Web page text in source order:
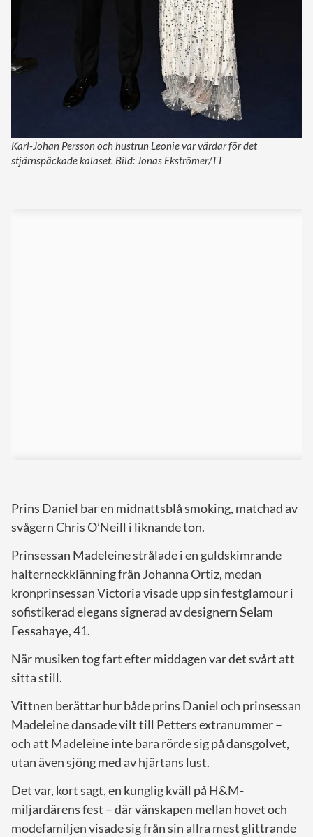
Karl-Johan Persson och hustrun Leonie var värdar för det
stjärnspäckade kalaset. Bild: Jonas Ekströmer/TT
Prins Daniel bar en midnattsblå smoking, matchad av
svågern Chris O’Neill i liknande ton.
Prinsessan Madeleine strålade i en guldskimrande
halterneckklänning från Johanna Ortiz, medan
kronprinsessan Victoria visade upp sin festglamour i
sofistikerad elegans signerad av designernSelam
Fessahaye, 41.
När musiken tog fart efter middagen var det svårt att
sitta still.
Vittnen berättar hur både prins Daniel och prinsessan
Madeleine dansade vilt till Petters extranummer –
och att Madeleine inte bara rörde sig på dansgolvet,
utan även sjöng med av hjärtans lust.
Det var, kort sagt, en kunglig kväll på H&M-
miljardärens fest – där vänskapen mellan hovet och
modefamiljen visade sig från sin allra mest glittrande